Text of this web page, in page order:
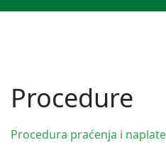
Procedure
Procedura praćenja i